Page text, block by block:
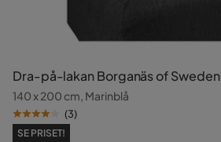
Dra-på-lakan Borganäs of Sweden
140 x 200 cm, Marinblå
(3)
SE PRISET!